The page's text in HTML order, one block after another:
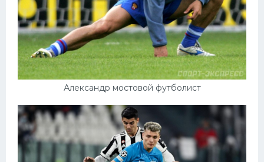
Александр мостовой футболист